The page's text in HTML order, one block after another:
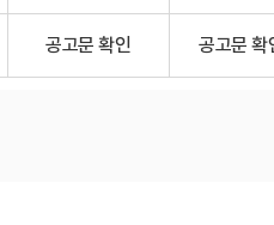
공고문 확인 공고문 확